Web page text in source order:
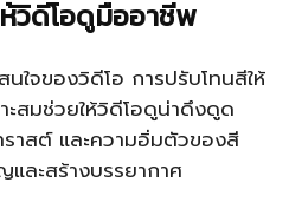
วิดีโอดูมืออาชีพ
ใจของวิดีโอ การปรับโทนสีให้
ะสมช่วยให้วิดีโอดูน่าดึงดูด
าสต์ และความอิ่มตัวของสี
ละสร้างบรรยากาศ